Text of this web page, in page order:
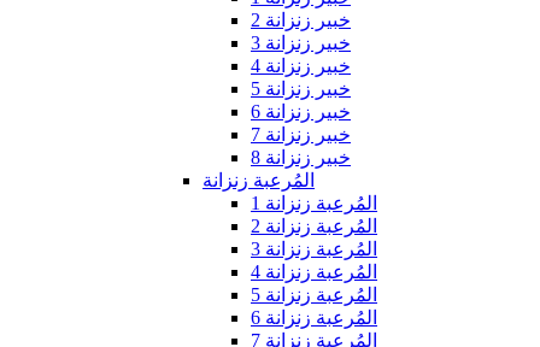
خبير زنزانة 2
خبير زنزانة 3
خبير زنزانة 4
خبير زنزانة 5
خبير زنزانة 6
خبير زنزانة 7
خبير زنزانة 8
المُرعبة زنزانة
المُرعبة زنزانة 1
المُرعبة زنزانة 2
المُرعبة زنزانة 3
المُرعبة زنزانة 4
المُرعبة زنزانة 5
المُرعبة زنزانة 6
المُرعبة زنزانة 7